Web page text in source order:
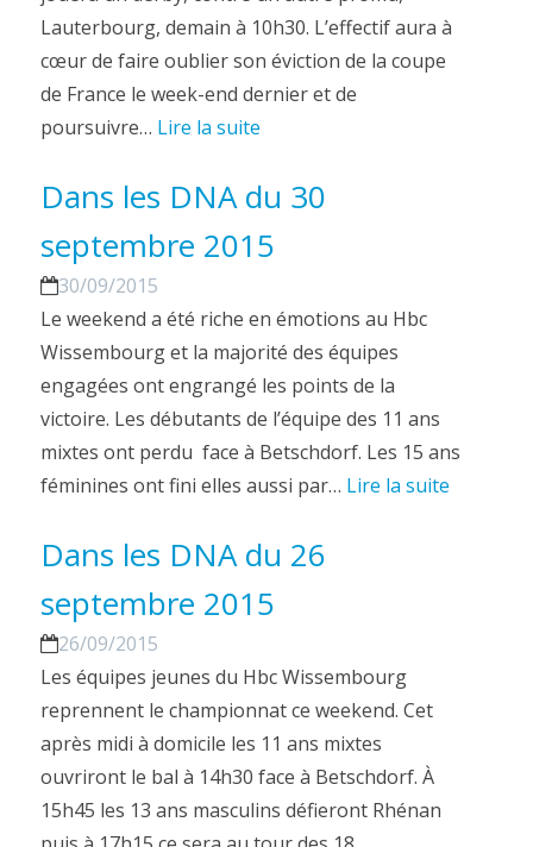
Lauterbourg, demain à 10h30. L’effectif aura à
cœur de faire oublier son éviction de la coupe
de France le week-end dernier et de
poursuivre… Lire la suite
Dans les DNA du 30
septembre 2015
30/09/2015
Le weekend a été riche en émotions au Hbc
Wissembourg et la majorité des équipes
engagées ont engrangé les points de la
victoire. Les débutants de l’équipe des 11 ans
mixtes ont perdu face à Betschdorf. Les 15 ans
féminines ont fini elles aussi par… Lire la suite
Dans les DNA du 26
septembre 2015
26/09/2015
Les équipes jeunes du Hbc Wissembourg
reprennent le championnat ce weekend. Cet
après midi à domicile les 11 ans mixtes
ouvriront le bal à 14h30 face à Betschdorf. À
15h45 les 13 ans masculins défieront Rhénan